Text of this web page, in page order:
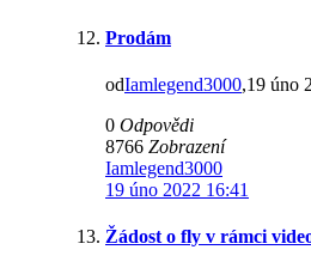
Prodám
odIamlegend3000,19 úno
0 Odpovědi
8766 Zobrazení
Iamlegend3000
19 úno 2022 16:41
Žádost o fly v rámci